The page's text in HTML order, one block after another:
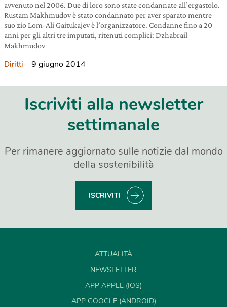
avvenuto nel 2006. Due di loro sono state condannate all’ergastolo.
Rustam Makhmudov è stato condannato per aver sparato mentre
suo zio Lom-Ali Gaitukajev è l’organizzatore. Condanne fino a 20
anni per gli altri tre imputati, ritenuti complici: Dzhabrail
Makhmudov
Diritti 9 giugno 2014
Iscriviti alla newsletter
settimanale
Per rimanere aggiornato sulle notizie dal mondo
della sostenibilità
ISCRIVITI
ATTUALITÀ
NEWSLETTER
APP APPLE (IOS)
APP GOOGLE (ANDROID)